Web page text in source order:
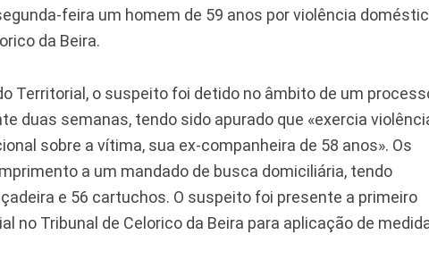
feira um homem de ­59 anos por violência
da Beira.
Territorial, o suspeito foi detido no âmbito de um
duas semanas, tendo sido apurado que «exercia
sobre a vítima, sua ex-companheira de 58 anos». Os
a um mandado de busca domiciliária, tendo
e 56 cartuchos. O suspeito foi presente a primeiro
no Tribunal de Celorico da Beira para aplicação de